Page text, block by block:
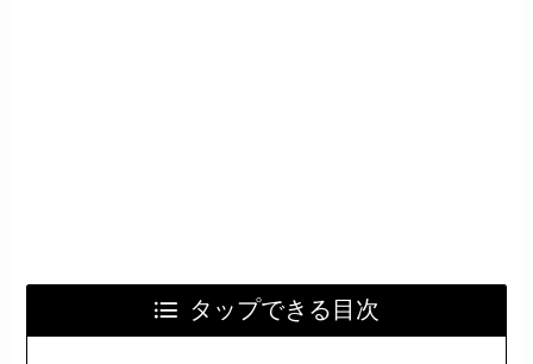
タップできる目次